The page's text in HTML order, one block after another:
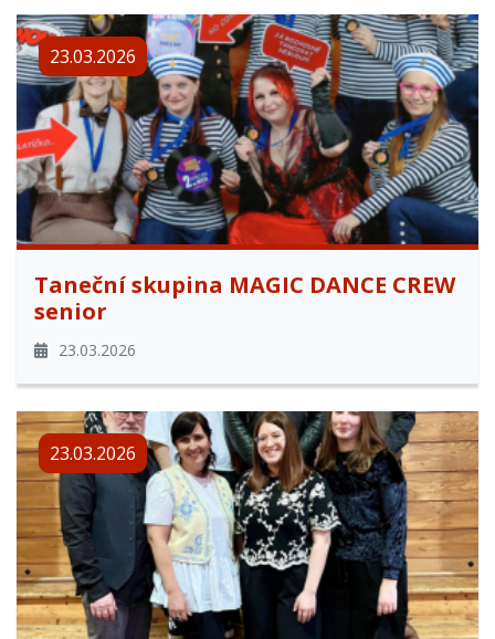
23.03.2026
Taneční skupina MAGIC DANCE CREW
senior
23.03.2026
23.03.2026